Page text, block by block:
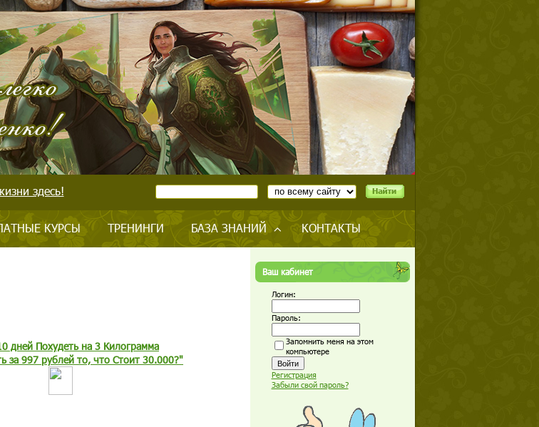
здесь!
КУРСЫ ТРЕНИНГИ БАЗА ЗНАНИЙ КОНТАКТЫ
дней Похудеть на 3 Килограмма
за 997 рублей то, что Стоит 30.000?"
Ваш кабинет
Логин:
Пароль:
Запомнить меня на этом
компьютере
Регистрация
Забыли свой пароль?